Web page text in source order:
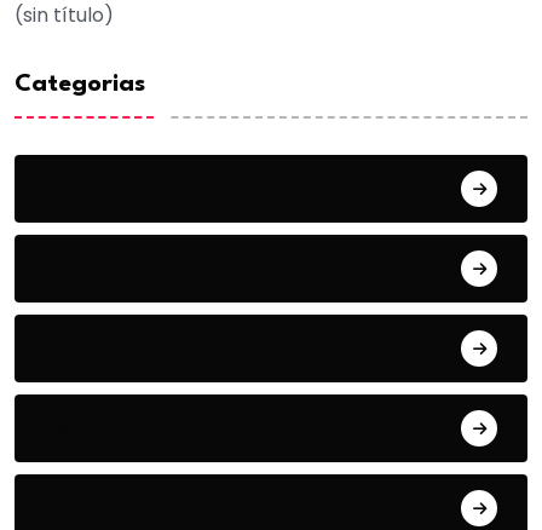
(sin título)
Categorias